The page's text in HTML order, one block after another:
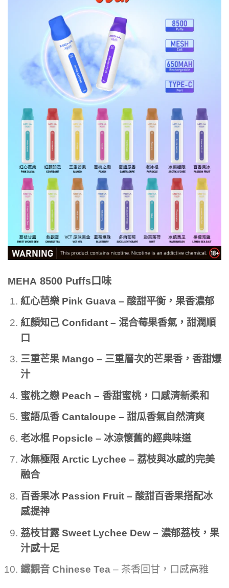
MEHA 8500 Puffs 口味
紅心芭樂 Pink Guava– 酸甜平衡，果香濃郁
紅顏知己 Confidant– 混合莓果香氣，甜潤順
口
三重芒果 Mango – 三重層次的芒果香，香甜爆
汁
蜜桃之戀 Peach – 香甜蜜桃，口感清新柔和
蜜語瓜香 Cantaloupe – 甜瓜香氣自然清爽
老冰棍 Popsicle – 冰涼懷舊的經典味道
冰無極限 Arctic Lychee – 荔枝與冰感的完美
融合
百香果冰 Passion Fruit– 酸甜百香果搭配冰
感提神
荔枝甘露 Sweet Lychee Dew– 濃郁荔枝，果
汁感十足
鐵觀音 Chinese Tea– 茶香回甘，口感高雅